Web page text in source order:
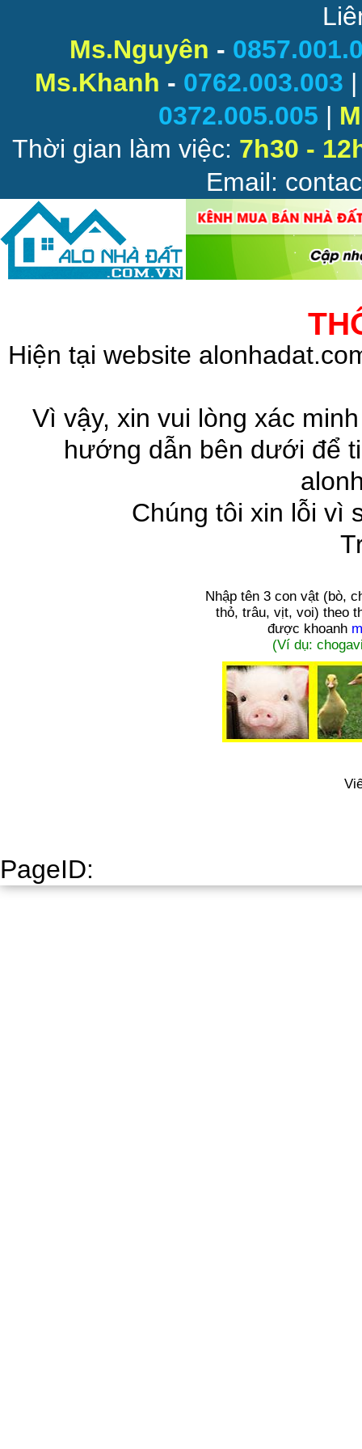
Ms.Nguyên -
Ms.Khanh - 0762.003.003
0372.005.005 |
Thời gian làm việc: 7h30 -
Email:
Hiện tại website
Vì vậy, xin vui lòng xác
hướng dẫn bên dưới để
Chúng tôi xin lỗi vì
Nhập tên 3 con vật (bò,
thỏ, trâu, vịt, voi) theo
được khoanh
(Ví dụ:
PageID: